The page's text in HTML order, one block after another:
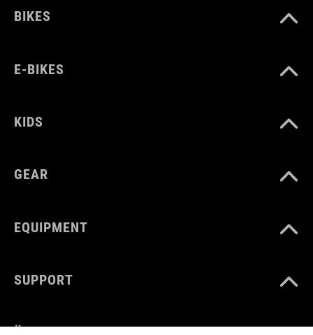
BIKES
E-BIKES
KIDS
GEAR
EQUIPMENT
SUPPORT